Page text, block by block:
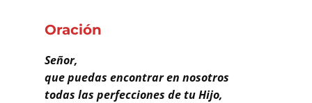
Oración
Señor,
que puedas encontrar en nosotros
todas las perfecciones de tu Hijo,